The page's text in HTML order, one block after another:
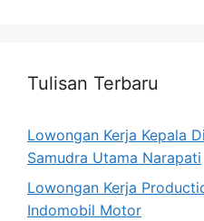
Tulisan Terbaru
Lowongan Kerja Kepala
Samudra Utama Narapati
Lowongan Kerja
Indomobil Motor